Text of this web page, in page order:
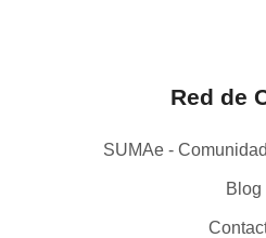
Red de
SUMAe -
Blog